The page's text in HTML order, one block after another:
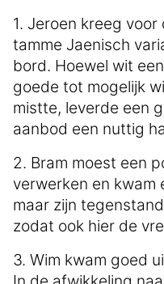
1. Jeroen kreeg
tamme Jaenisch
bord. Hoewel wit
goede tot mogelijk
mistte, leverde een
aanbod een nuttig
2. Bram moest een
verwerken en kwam
maar zijn
zodat ook hier de
3. Wim kwam goed